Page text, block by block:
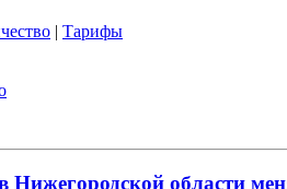
| Тарифы
Нижегородской области